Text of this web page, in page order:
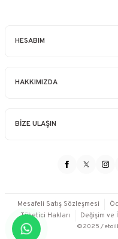
HESABIM
HAKKIMIZDA
BİZE ULAŞIN
©2025 /
Mesafeli Satış Sözleşmesi
Tüketici Hakları
Değişim ve